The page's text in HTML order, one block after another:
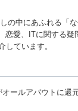
の中にあふれる「
恋愛、ITに関する疑
ています。
ールアバウトに還